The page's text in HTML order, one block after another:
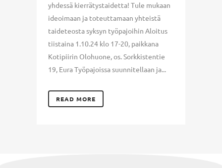
yhdessä kierrätystaidetta! Tule mukaan
ideoimaan ja toteuttamaan yhteistä
taideteosta syksyn työpajoihin Aloitus
tiistaina 1.10.24 klo 17-20, paikkana
Kotipiirin Olohuone, os. Sorkkistentie
19, Eura Työpajoissa suunnitellaan ja...
READ MORE